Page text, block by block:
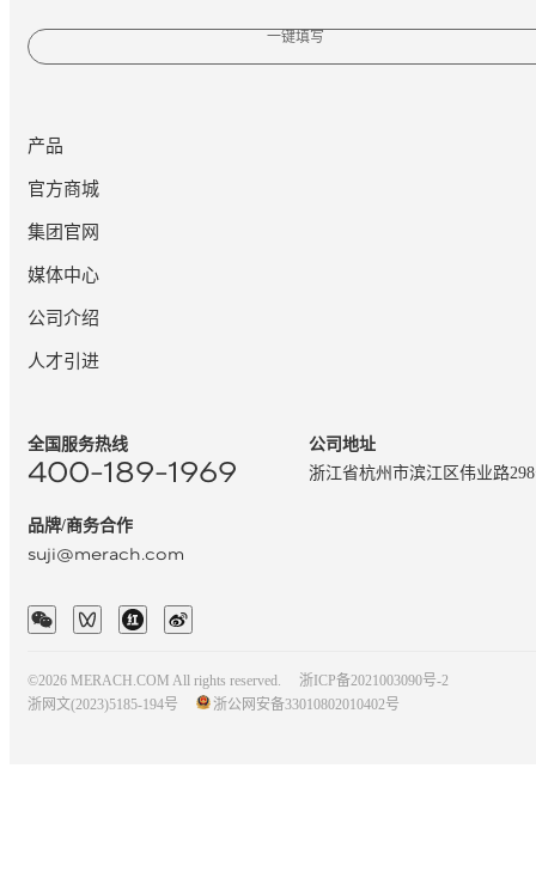
一键填写
产品
官方商城
集团官网
媒体中心
公司介绍
人才引进
全国服务热线
400-189-1969
品牌/商务合作
suji@merach.com
公司地址
浙江省杭州市滨江区伟业路
©2026 MERACH.COM All rights reserved.
浙ICP备2021003090号-2
浙网文(2023)5185-194号
浙公网安备33010802010402号